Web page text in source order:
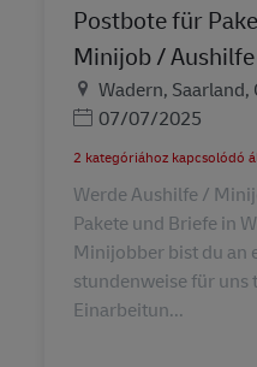
Postbote für
Minijob /
Helyszín
Wadern, Saarland,
Posted Date
07/07/2025
2 kategóriához kapcsolódó
Werde Aushilfe /
Pakete und Briefe in
Minijobber bist du an
stundenweise für uns
Einarbeitun...